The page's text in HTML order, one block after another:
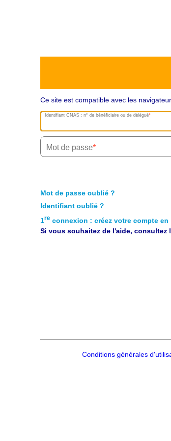
Ce site est compatible avec les
Identifiant CNAS : n° de bénéficiaire ou de délégué
Mot de passe
Mot de passe oublié ?
Identifiant oublié ?
1re connexion : créez votre compte en
Si vous souhaitez de l'aide, consultez
Conditions générales